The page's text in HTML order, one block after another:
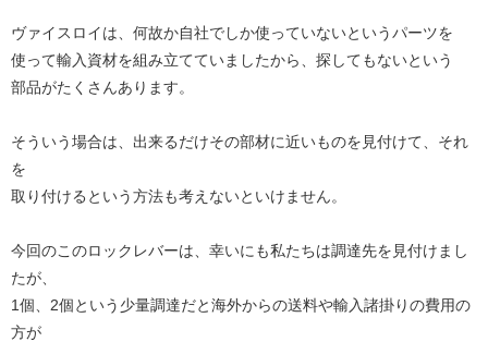
ヴァイスロイは、何故か自社でしか使っていないというパーツを
使って輸入資材を組み立てていましたから、探してもないという
部品がたくさんあります。
そういう場合は、出来るだけその部材に近いものを見付けて、それ
を
取り付けるという方法も考えないといけません。
今回のこのロックレバーは、幸いにも私たちは調達先を見付けまし
たが、
1個、2個という少量調達だと海外からの送料や輸入諸掛りの費用の
方が